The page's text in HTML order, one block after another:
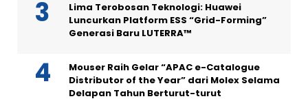
Lima Terobosan Teknologi: Huawei
Luncurkan Platform ESS “Grid-Forming”
Generasi Baru LUTERRA™
Mouser Raih Gelar “APAC e-Catalogue
Distributor of the Year” dari Molex Selama
Delapan Tahun Berturut-turut